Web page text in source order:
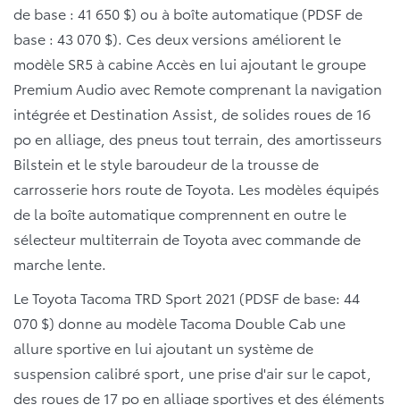
de base : 41 650 $) ou à boîte automatique (PDSF de
base : 43 070 $). Ces deux versions améliorent le
modèle SR5 à cabine Accès en lui ajoutant le groupe
Premium Audio avec Remote comprenant la navigation
intégrée et Destination Assist, de solides roues de 16
po en alliage, des pneus tout terrain, des amortisseurs
Bilstein et le style baroudeur de la trousse de
carrosserie hors route de Toyota. Les modèles équipés
de la boîte automatique comprennent en outre le
sélecteur multiterrain de Toyota avec commande de
marche lente.
Le Toyota Tacoma TRD Sport 2021 (PDSF de base: 44
070 $) donne au modèle Tacoma Double Cab une
allure sportive en lui ajoutant un système de
suspension calibré sport, une prise d'air sur le capot,
des roues de 17 po en alliage sportives et des éléments